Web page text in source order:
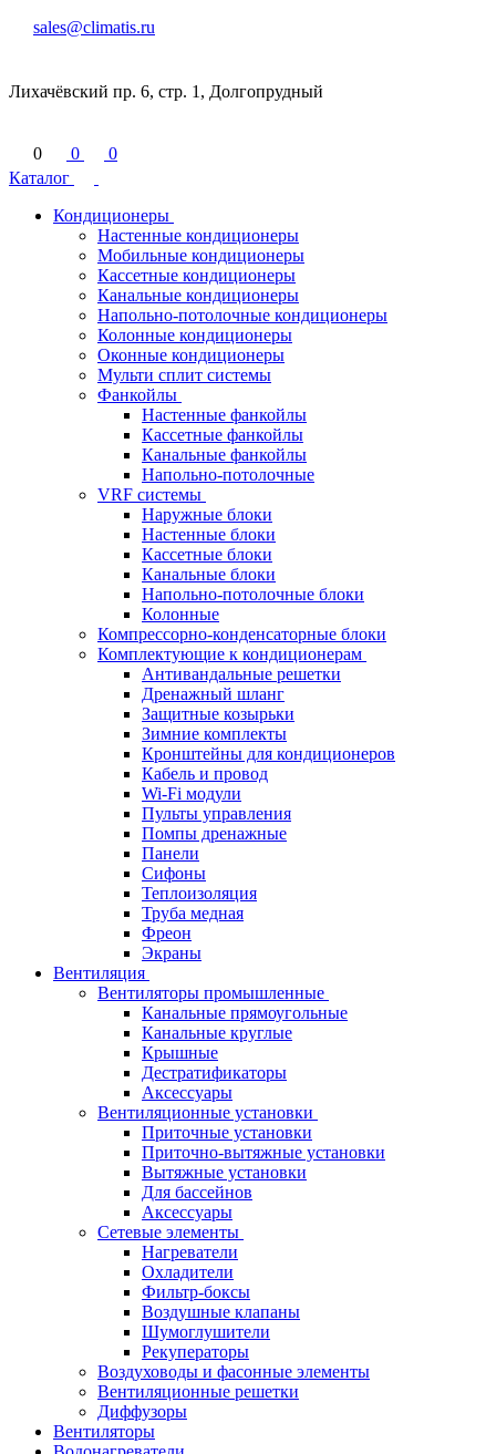
sales@climatis.ru
Лихачёвский пр. 6, стр. 1, Долгопрудный
0 0
0
Каталог
Кондиционеры
Настенные кондиционеры
Мобильные кондиционеры
Кассетные кондиционеры
Канальные кондиционеры
Напольно-потолочные кондиционеры
Колонные кондиционеры
Оконные кондиционеры
Мульти сплит системы
Фанкойлы
Настенные фанкойлы
Кассетные фанкойлы
Канальные фанкойлы
Напольно-потолочные
VRF системы
Наружные блоки
Настенные блоки
Кассетные блоки
Канальные блоки
Напольно-потолочные блоки
Колонные
Компрессорно-конденсаторные блоки
Комплектующие к кондиционерам
Антивандальные решетки
Дренажный шланг
Защитные козырьки
Зимние комплекты
Кронштейны для кондиционеров
Кабель и провод
Wi-Fi модули
Пульты управления
Помпы дренажные
Панели
Сифоны
Теплоизоляция
Труба медная
Фреон
Экраны
Вентиляция
Вентиляторы промышленные
Канальные прямоугольные
Канальные круглые
Крышные
Дестратификаторы
Аксессуары
Вентиляционные установки
Приточные установки
Приточно-вытяжные установки
Вытяжные установки
Для бассейнов
Аксессуары
Сетевые элементы
Нагреватели
Охладители
Фильтр-боксы
Воздушные клапаны
Шумоглушители
Рекуператоры
Воздуховоды и фасонные элементы
Вентиляционные решетки
Диффузоры
Вентиляторы